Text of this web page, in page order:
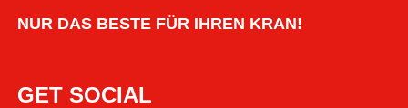
NUR DAS BESTE FÜR IHREN KRAN!
GET SOCIAL